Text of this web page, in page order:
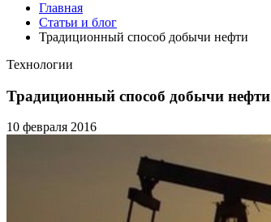
Главная
Статьи и блог
Традиционный способ добычи нефти
Технологии
Традиционный способ добычи нефти
10 февраля 2016